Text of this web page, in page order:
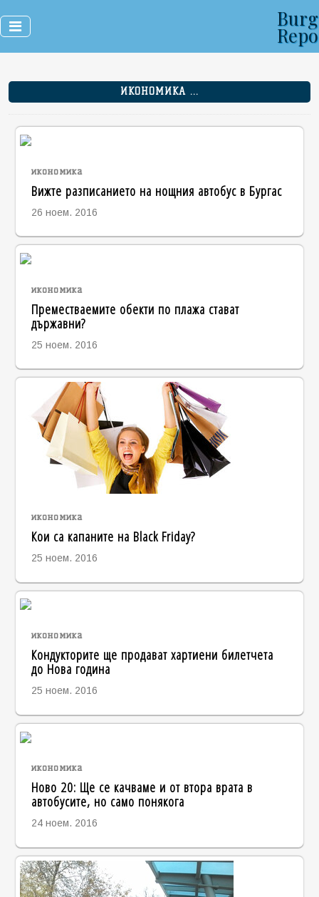
ИКОНОМИКА ...
икономика
Вижте разписанието на нощния автобус в Бургас
26 ноем. 2016
икономика
Преместваемите обекти по плажа стават
държавни?
25 ноем. 2016
икономика
Кои са капаните на Black Friday?
25 ноем. 2016
икономика
Кондукторите ще продават хартиени билетчета
до Нова година
25 ноем. 2016
икономика
Ново 20: Ще се качваме и от втора врата в
автобусите, но само понякога
24 ноем. 2016